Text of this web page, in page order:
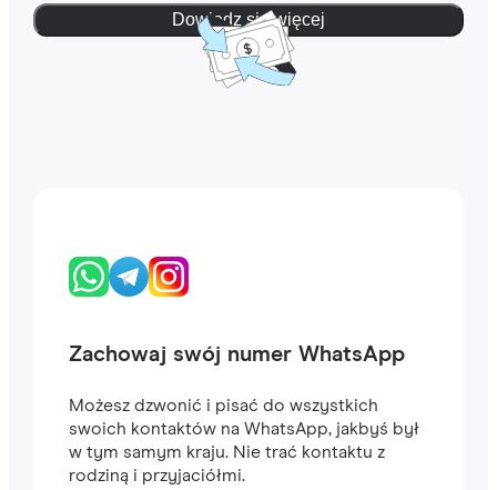
Dowiedz się więcej
Zachowaj swój numer WhatsApp
Możesz dzwonić i pisać do wszystkich
swoich kontaktów na WhatsApp, jakbyś był
w tym samym kraju. Nie trać kontaktu z
rodziną i przyjaciółmi.